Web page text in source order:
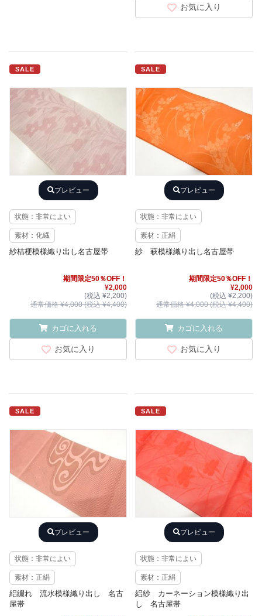
お気に入り
SALE
プレビュー
状態：非常によい
素材：化繊
紗桔梗模様織り出し名古屋帯
期間限定50％OFF！
¥2,000
(税込 ¥2,200)
通常価格 ¥4,000 (税込 ¥4,400)
カゴに入れる
お気に入り
SALE
プレビュー
状態：非常によい
素材：正絹
紗 萩模様織り出し名古屋帯
期間限定50％OFF！
¥2,000
(税込 ¥2,200)
通常価格 ¥4,000 (税込 ¥4,400)
カゴに入れる
お気に入り
SALE
プレビュー
状態：非常によい
素材：正絹
絽綴れ 流水模様織り出し 名古
屋帯
SALE
プレビュー
状態：非常によい
素材：正絹
絽紗 カーネーション模様織り出
し 名古屋帯